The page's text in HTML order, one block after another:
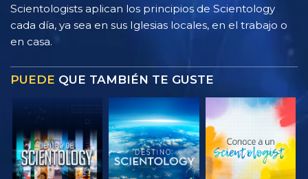
Scientologists aplican los principios de Scientology
cada día, ya sea en sus Iglesias locales, en el trabajo o
en casa.
PUEDE QUE TAMBIÉN TE GUSTE